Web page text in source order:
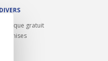
Masquer le bandeau des
gratuit
Remises